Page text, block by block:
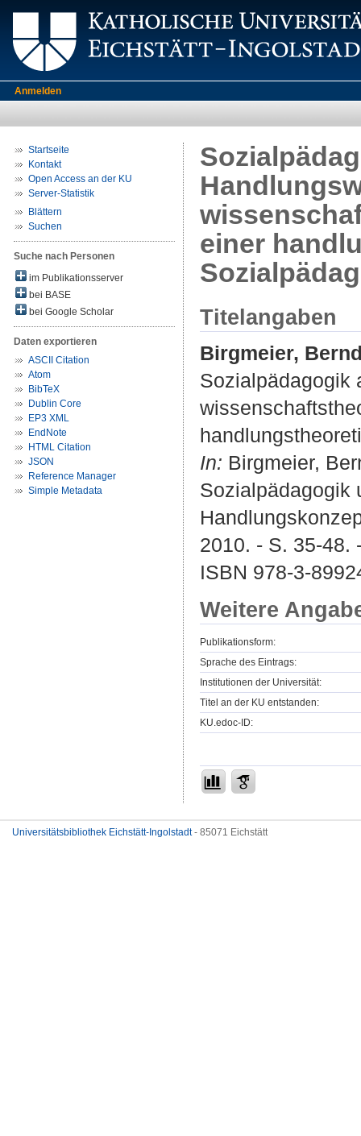
Anmelden
Startseite
Kontakt
Open Access an der KU
Server-Statistik
Blättern
Suchen
Suche nach Personen
im Publikationsserver
bei BASE
bei Google Scholar
Daten exportieren
ASCII Citation
Atom
BibTeX
Dublin Core
EP3 XML
EndNote
HTML Citation
JSON
Reference Manager
Simple Metadata
einer
Titelangaben
Birgmeier,
Sozialpädagogik
In: Birgmeier,
Sozialpädagogik
2010. - S. 35-48.
ISBN 978-3-
Weitere
Publikationsform:
Sprache des Eintrags:
Institutionen der Universität:
Titel an der KU entstanden:
KU.edoc-ID:
Universitätsbibliothek Eichstätt-Ingolstadt- 85071 Eichstätt